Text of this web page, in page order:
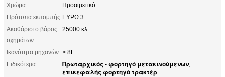
Χρώμα:
Προαιρετικό
Πρότυπα εκπομπής:ΕΥΡΩ 3
Ακαθάριστο βάρος
οχημάτων:
25000 κλ
Ικανότητα μηχανών: > 8L
Ειδικότερα:
Πρωταρχικός - φορτηγό μετακινούμενων,
επικεφαλής φορτηγό τρακτέρ